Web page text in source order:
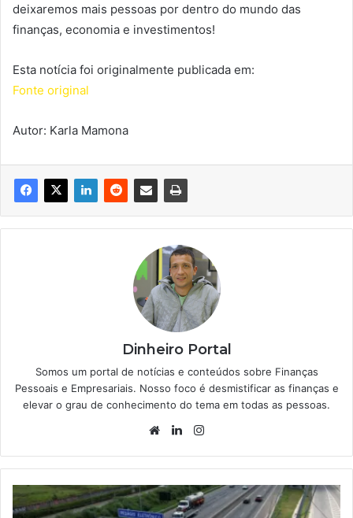
deixaremos mais pessoas por dentro do mundo das
finanças, economia e investimentos!
Esta notícia foi originalmente publicada em:
Fonte original
Autor: Karla Mamona
Dinheiro Portal
Somos um portal de notícias e conteúdos sobre Finanças
Pessoais e Empresariais. Nosso foco é desmistificar as finanças e
elevar o grau de conhecimento do tema em todas as pessoas.
WebsiteLinkedin